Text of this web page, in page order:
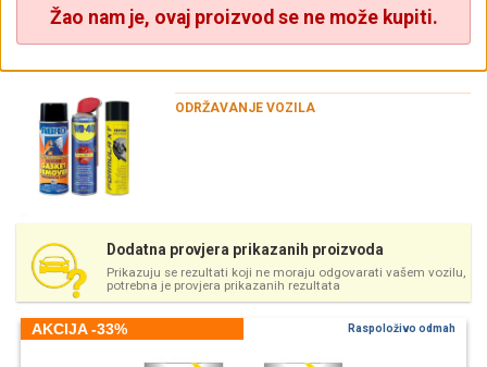
Žao nam je, ovaj proizvod se ne može kupiti.
ODRŽAVANJE VOZILA
Dodatna provjera prikazanih proizvoda
Prikazuju se rezultati koji ne moraju odgovarati vašem vozilu,
potrebna je provjera prikazanih rezultata
AKCIJA -33% Raspoloživo odmah